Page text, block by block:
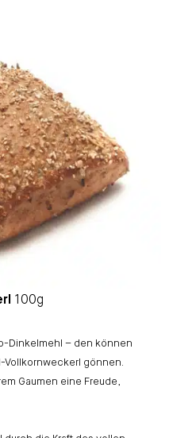
100g
Dinkelmehl – den können
Vollkornweckerl gönnen.
Gaumen eine Freude,